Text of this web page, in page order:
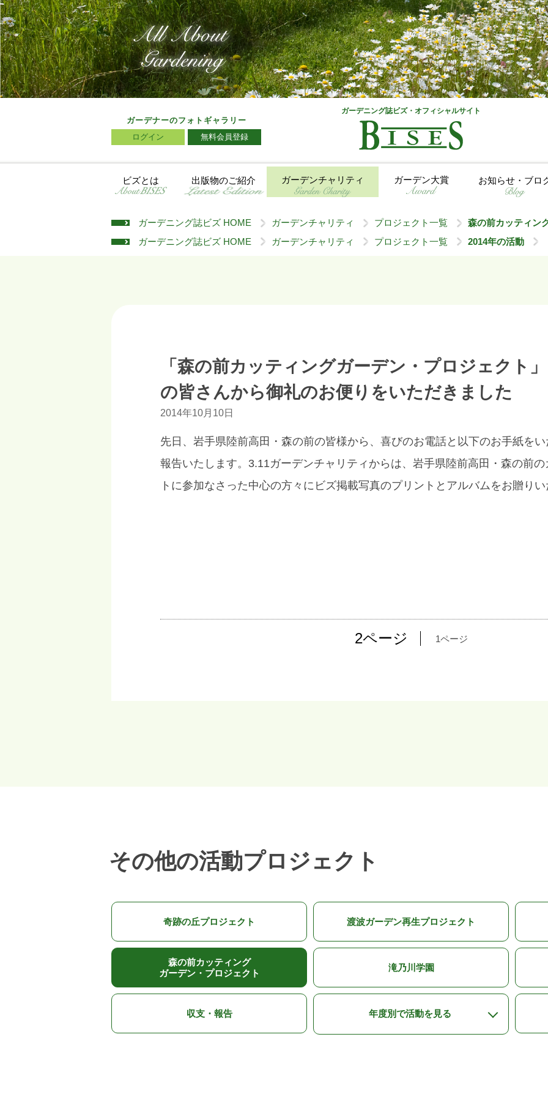
ガーデニング誌ビズ・オフィシャルサイト
ガーデナーのフォトギャラリー
ログイン
無料会員登録
ビズとは 出版物のご紹介 ガーデンチャリティ ガーデン大賞 お知らせ・ブロ
ガーデニング誌ビズ HOME > ガーデンチャリティ > プロジェクト一覧 >
森の前カッティン
ガーデニング誌ビズ HOME
> ガーデンチャリティ > プロジェクト一覧 > 2014年の活動 >
「森の前カッティングガーデン・プロジェクト」
の皆さんから御礼のお便りをいただきました
2014年10月10日
先日、岩手県陸前高田・森の前の皆様から、喜びのお電話と以下のお手紙を
報告いたします。3.11ガーデンチャリティからは、岩手県陸前高田・森の前
トに参加なさった中心の方々にビズ掲載写真のプリントとアルバムをお贈り
2ページ 1ページ
その他の活動プロジェクト
奇跡の丘プロジェクト 渡波ガーデン再生プロジェクト
森の前カッティング
ガーデン・プロジェクト
滝乃川学園
収支・報告